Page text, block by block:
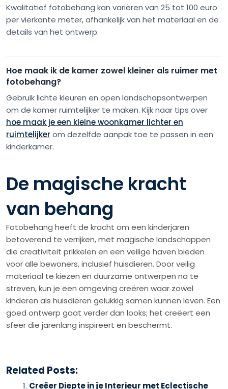
Kwalitatief fotobehang kan variëren van 25 tot 100 euro
per vierkante meter, afhankelijk van het materiaal en de
details van het ontwerp.
Hoe maak ik de kamer zowel kleiner als ruimer met
fotobehang?
Gebruik lichte kleuren en open landschapsontwerpen
om de kamer ruimtelijker te maken. Kijk naar tips over
hoe maak je een kleine woonkamer lichter en
ruimtelijker om dezelfde aanpak toe te passen in een
kinderkamer.
De magische kracht
van behang
Fotobehang heeft de kracht om een kinderjaren
betoverend te verrijken, met magische landschappen
die creativiteit prikkelen en een veilige haven bieden
voor alle bewoners, inclusief huisdieren. Door veilig
materiaal te kiezen en duurzame ontwerpen na te
streven, kun je een omgeving creëren waar zowel
kinderen als huisdieren gelukkig samen kunnen leven. Een
goed ontwerp gaat verder dan looks; het creëert een
sfeer die jarenlang inspireert en beschermt.
Related Posts:
Creëer Diepte in je Interieur met Eclectische